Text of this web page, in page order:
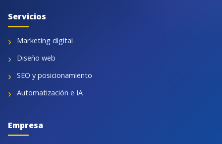
Servicios
Marketing digital
Diseño web
SEO y posicionamiento
Automatización e IA
Empresa